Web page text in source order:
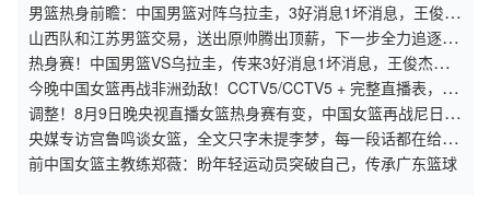
男篮热身前瞻：中国男篮对阵乌拉圭，3好消息1坏消息，王俊杰
有望迎来首发
山西队和江苏男篮交易，送出原帅腾出顶薪，下一步全力追逐胡
金秋
热身赛！中国男篮VS乌拉圭，传来3好消息1坏消息，王俊杰或
首发
今晚中国女篮再战非洲劲敌！CCTV5/CCTV5 + 完整直播表，女
篮赛程一览，核心看点，明明白白摆在那里
调整！8月9日晚央视直播女篮热身赛有变，中国女篮再战尼日利
亚
央媒专访宫鲁鸣谈女篮，全文只字未提李梦，每一段话都在给她
敲响警钟
前中国女篮主教练郑薇：盼年轻运动员突破自己，传承广东篮球